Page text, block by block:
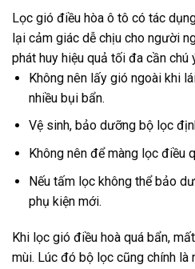
Lọc gió điều hòa ô tô có tác
lại cảm giác dễ chịu cho người
phát huy hiệu quả tối đa cần
Không nên lấy gió ngoài khi
nhiều bụi bẩn.
Vệ sinh, bảo dưỡng bộ lọc
Không nên để màng lọc điều
Nếu tấm lọc không thể bảo
phụ kiện mới.
Khi lọc gió điều hoà quá bẩn,
mùi. Lúc đó bộ lọc cũng chính là